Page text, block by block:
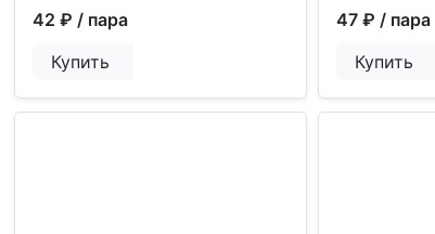
42 ₽ / пара
Купить
47 ₽ / пара
Купить